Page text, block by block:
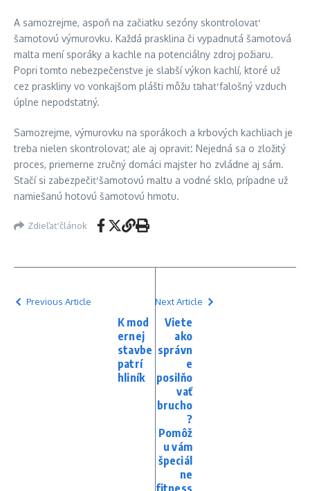
A samozrejme, aspoň na začiatku sezóny skontrolovať
šamotovú výmurovku. Každá prasklina či vypadnutá šamotová
malta mení sporáky a kachle na potenciálny zdroj požiaru.
Popri tomto nebezpečenstve je slabší výkon kachlí, ktoré už
cez praskliny vo vonkajšom plášti môžu ťahať falošný vzduch
úplne nepodstatný.
Samozrejme, výmurovku na sporákoch a krbových kachliach je
treba nielen skontrolovať, ale aj opraviť. Nejedná sa o zložitý
proces, priemerne zručný domáci majster ho zvládne aj sám.
Stačí si zabezpečiť šamotovú maltu a vodné sklo, prípadne už
namiešanú hotovú šamotovú hmotu.
Zdieľať článok
Previous Article
K mod
ernej
stavbe
patrí
hliník
Next Article
Viete
ako
správn
e
posilňo
vať
brucho
?
Pomôž
u vám
špeciál
ne
fitness